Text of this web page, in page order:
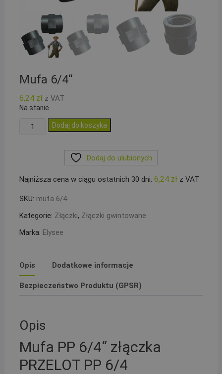
Mufa 6/4“
6,24 zł z VAT
Na stanie
ilość
Dodaj do koszyka
Dodaj do ulubionych
Najniższa cena w ciągu ostatnich 30 dni: 6,24 złz VAT
SKU: mufa 6/4
Kategorie: Złączki, Złączki gwintowane
Marka: Elysee
Opis Dodatkowe informacje
Bezpieczeństwo Produktu (GPSR)
Opis
Mufa PP 6/4“ złączka
PRZELOT PP 6/4